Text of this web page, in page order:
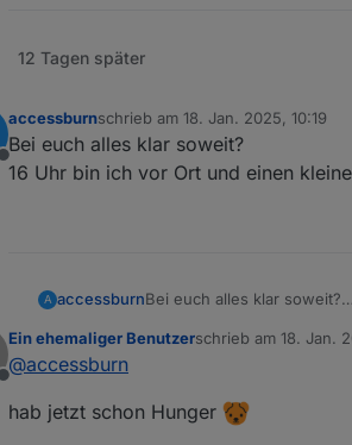
12 Tagen später
Offline
accessburnschrieb am 18. Jan. 2025, 10:19
zuletzt editiert von
Bei euch alles klar soweit?
16 Uhr bin ich vor Ort und einen
A accessburnBei euch alles klar soweit?
Offline
Ein ehemaliger Benutzerschrieb am 18. Jan.
zuletzt editiert von
@accessburn
hab jetzt schon Hunger